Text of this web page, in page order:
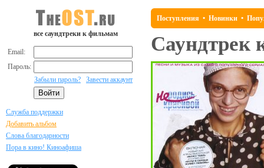
все саундтреки к фильмам
Email:
Пароль:
Забыли пароль?
Завести аккаунт
Служба поддержки
Добавить альбом
Слова благодарности
Пора в кино! Киноафиша
Поступления • Новинки •
Саундтрек